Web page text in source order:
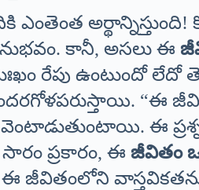
కానీ, అసలు ఈ
రేపు ఉంటుందో
“ఈ
వెంటాడుతుంటాయి. ఈ
ప్రకారం, ఈ జీవితం
జీవితంలోని